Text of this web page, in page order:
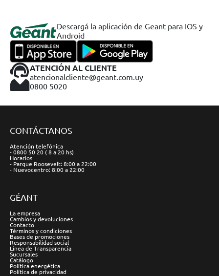
Descargá la aplicación de Geant para IOS y
Android
ATENCIÓN AL CLIENTE
atencionalcliente@geant.com.uy
0800 5020
CONTÁCTANOS
Atención telefónica
- 0800 50 20 ( 8 a 20 hs)
Horarios
- Parque Roosevelt: 8:00 a 22:00
- Nuevocentro: 8:00 a 22:00
GÉANT
La empresa
Cambios y devoluciones
Contacto
Términos y condiciones
Bases de promociones
Responsabilidad social
Línea de Transparencia
Sucursales
Catálogo
Política energética
Política de privacidad